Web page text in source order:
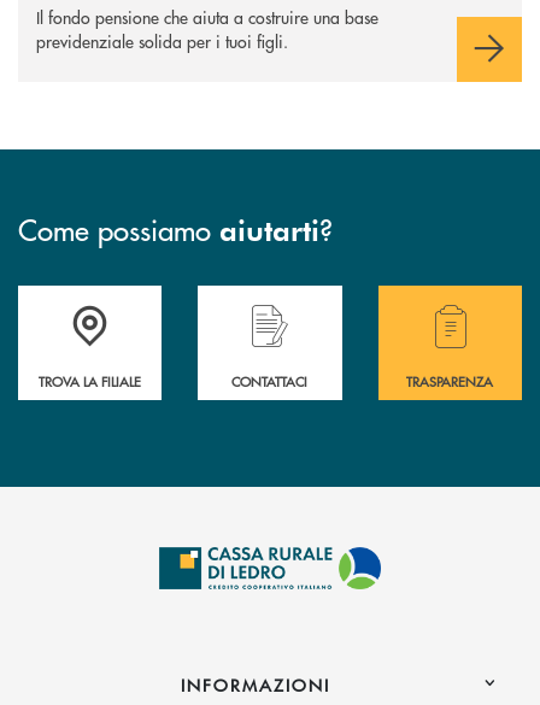
Il fondo pensione che aiuta a costruire una base
previdenziale solida per i tuoi figli.
Come possiamo aiutarti?
Accedi all' elenco completo delle filiali .
TROVA LA FILIALE
Hai bisogno di assistenza immediata?
CONTATTACI
Hai bisogno di
TRASPARENZA
INFORMAZIONI